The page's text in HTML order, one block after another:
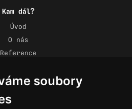
soubory
Kam dál?
Úvod
O nás
Reference
Kontakt
podmínky
osobních údajů